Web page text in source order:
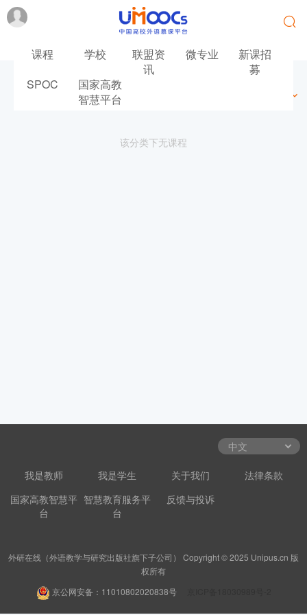
课程 学校
联盟资
讯
微专业
新课招
募
SPOC
国家高教
智慧平台
该分类下无课程
我是教师 我是学生 关于我们
法律条款
国家高教智慧平
台
智慧教育服务平
台
反馈与投诉
外研在线（外语教学与研究出版社旗下子公司） Copyright © 2025 Unipus.cn 版
权所有
京公网安备：11010802020838号